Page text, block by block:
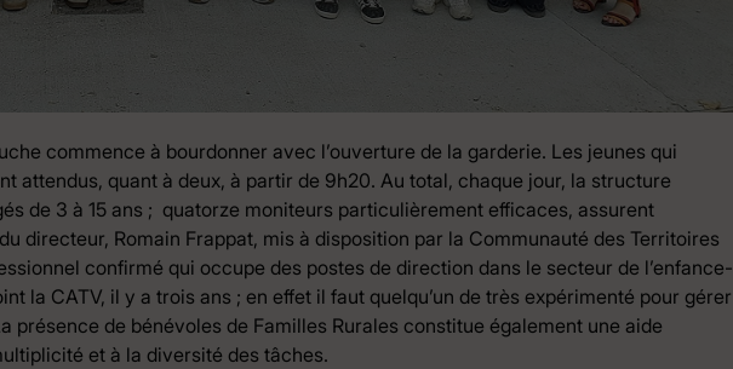
commence à bourdonner avec l’ouverture de la garderie. Les jeunes qui
attendus, quant à deux, à partir de 9h20. Au total, chaque jour, la structure
de 3 à 15 ans ; quatorze moniteurs particulièrement efficaces, assurent
directeur, Romain Frappat, mis à disposition par la Communauté des Territoires
confirmé qui occupe des postes de direction dans le secteur de l’enfance-
la CATV, il y a trois ans ; en effet il faut quelqu’un de très expérimenté pour gérer
présence de bénévoles de Familles Rurales constitue également une aide
et à la diversité des tâches.